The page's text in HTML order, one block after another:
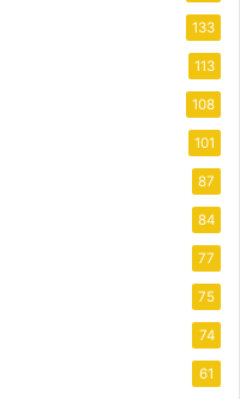
133
113
108
101
87
84
77
75
74
61